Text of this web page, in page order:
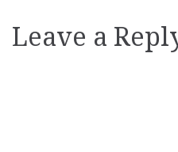
Leave a